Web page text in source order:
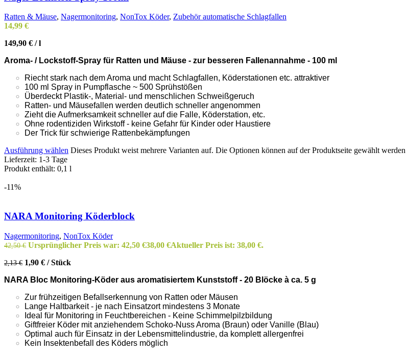
Ratten & Mäuse, Nagermonitoring, NonTox Köder, Zubehör automatische Schlagfallen
14,99 €
149,90 € /l
Aroma- / Lockstoff-Spray für Ratten und Mäuse - zur besseren Fallenannahme - 100 ml
Riecht stark nach dem Aroma und macht Schlagfallen, Köderstationen etc. attraktiver
100 ml Spray in Pumpflasche ~ 500 Sprühstößen
Überdeckt Plastik-, Material- und menschlichen Schweißgeruch
Ratten- und Mäusefallen werden deutlich schneller angenommen
Zieht die Aufmerksamkeit schneller auf die Falle, Köderstation, etc.
Ohne rodentiziden Wirkstoff - keine Gefahr für Kinder oder Haustiere
Der Trick für schwierige Rattenbekämpfungen
Ausführung wählen Dieses Produkt weist mehrere Varianten auf. Die Optionen können auf der Produktseite gewählt werden
Lieferzeit: 1-3 Tage
Produkt enthält: 0,1 l
-11%
NARA Monitoring Köderblock
Nagermonitoring, NonTox Köder
42,50€ Ursprünglicher Preis war: 42,50 €38,00 €Aktueller Preis ist: 38,00 €.
2,13€ 1,90 € /Stück
NARA Bloc Monitoring-Köder aus aromatisiertem Kunststoff - 20 Blöcke à ca. 5 g
Zur frühzeitigen Befallserkennung von Ratten oder Mäusen
Lange Haltbarkeit - je nach Einsatzort mindestens 3 Monate
Ideal für Monitoring in Feuchtbereichen - Keine Schimmelpilzbildung
Giftfreier Köder mit anziehendem Schoko-Nuss Aroma (Braun) oder Vanille (Blau)
Optimal auch für Einsatz in der Lebensmittelindustrie, da komplett allergenfrei
Kein Insektenbefall des Köders möglich